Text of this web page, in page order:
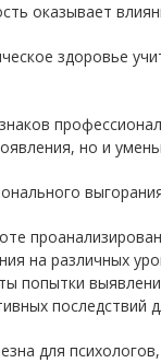
оказывает
здоровье
но и
на различных
попытки
последствий
для